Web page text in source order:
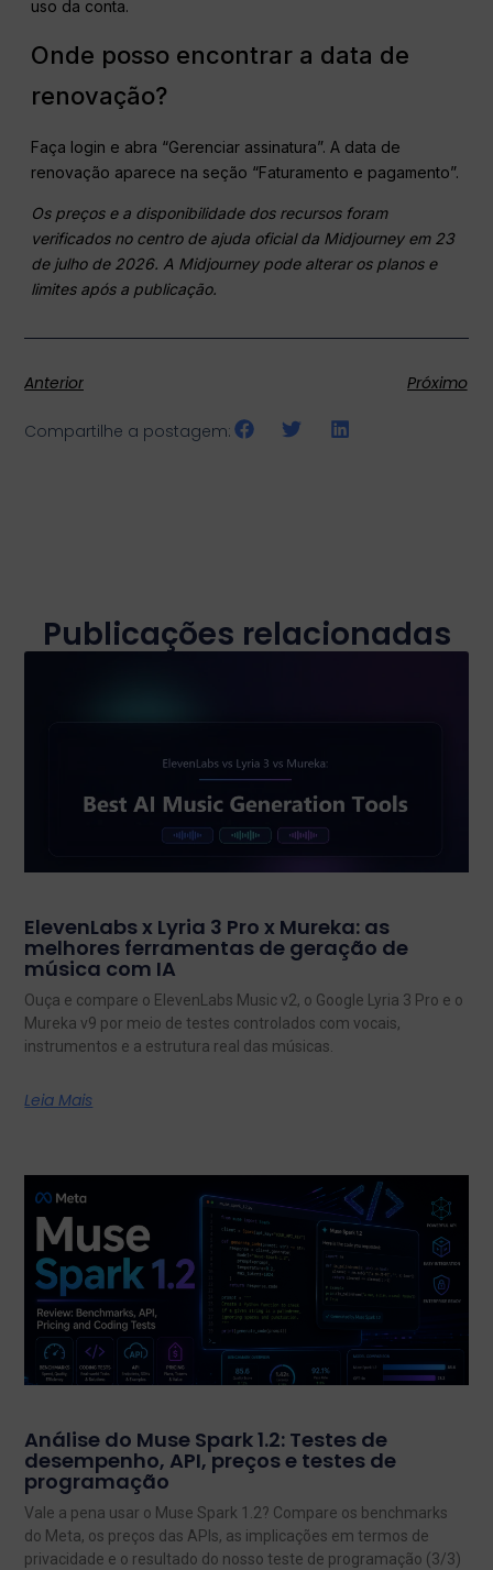
uso da conta.
Onde posso encontrar a data de
renovação?
Faça login e abra “Gerenciar assinatura”. A data de
renovação aparece na seção “Faturamento e pagamento”.
Os preços e a disponibilidade dos recursos foram
verificados no centro de ajuda oficial da Midjourney em 23
de julho de 2026. A Midjourney pode alterar os planos e
limites após a publicação.
Anterior Próximo
Compartilhe a postagem:
Publicações relacionadas
ElevenLabs x Lyria 3 Pro x Mureka: as
melhores ferramentas de geração de
música com IA
Ouça e compare o ElevenLabs Music v2, o Google Lyria 3 Pro e o
Mureka v9 por meio de testes controlados com vocais,
instrumentos e a estrutura real das músicas.
Leia Mais
Análise do Muse Spark 1.2: Testes de
desempenho, API, preços e testes de
programação
Vale a pena usar o Muse Spark 1.2? Compare os benchmarks
do Meta, os preços das APIs, as implicações em termos de
privacidade e o resultado do nosso teste de programação (3/3)